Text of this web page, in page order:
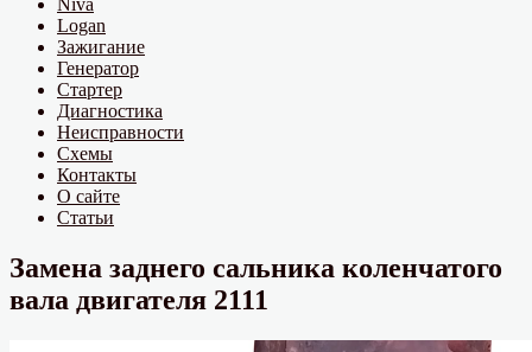
Niva
Logan
Зажигание
Генератор
Стартер
Диагностика
Неисправности
Схемы
Контакты
О сайте
Статьи
Замена заднего сальника коленчатого
вала двигателя 2111